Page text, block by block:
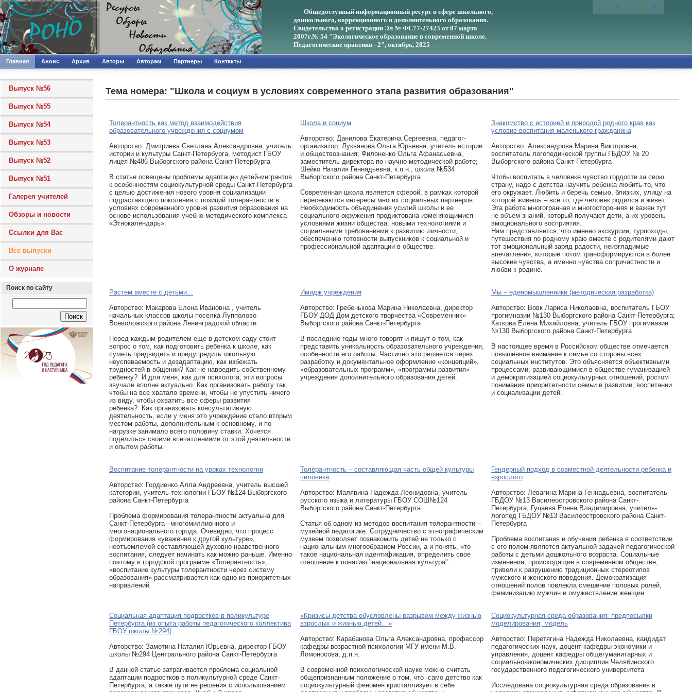
Общедоступный информационный ресурс в сфере школьного,
дошкольного, коррекционного и дополнительного образования.
Свидетельство о регистрации Эл № ФС77-27423 от 07 марта
2007г.№ 54 "Экологическое образование в современной школе.
Педагогические практики - 2", октябрь, 2025
Главная Анонс Архив Авторы Авторам Партнеры Контакты
Выпуск №56
Выпуск №55
Выпуск №54
Выпуск №53
Выпуск №52
Выпуск №51
Галерея учителей
Обзоры и новости
Ссылки для Вас
Все выпуски
О журнале
Поиск по сайту
Тема номера: "Школа и социум в условиях современного этапа развития образования"
Толерантность как метод взаимодействия
образовательного учреждения с социумом
Авторcтво: Дмитриева Светлана Александровна, учитель
истории и культуры Санкт-Петербурга, методист ГБОУ
лицея №486 Выборгского района Санкт-Петербурга
В статье освещены проблемы адаптации детей-мигрантов
к особенностям социокультурной среды Санкт-Петербурга
с целью достижения нового уровня социализации
подрастающего поколения с позиций толерантности в
условиях современного уровня развития образования на
основе использования учебно-методического комплекса
«Этнокалендарь».
Школа и социум
Авторcтво: Данилова Екатерина Сергеевна, педагог-
организатор; Лукьянова Ольга Юрьевна, учитель истории
и обществознания; Филоненко Ольга Афанасьевна,
заместитель директора по научно-методической работе;
Шейко Наталия Геннадьевна, к.п.н., школа №534
Выборгского района Санкт-Петербурга
Современная школа является сферой, в рамках которой
пересекаются интересы многих социальных партнеров.
Необходимость объединения усилий школы и ее
социального окружения продиктована изменяющимися
условиями жизни общества, новыми технологиями и
социальными требованиями к развитию личности,
обеспечению готовности выпускников к социальной и
профессиональной адаптации в обществе.
Знакомство с историей и природой родного края как
условие воспитания маленького гражданина
Авторcтво: Александрова Марина Викторовна,
воспитатель логопедической группы ГБДОУ № 20
Выборгского района Санкт-Петербурга
Чтобы воспитать в человеке чувство гордости за свою
страну, надо с детства научить ребенка любить то, что
его окружает. Любить и беречь семью, близких, улицу на
которой живешь – все то, где человек родился и живет.
Эта работа многогранная и многосторонняя и важен тут
не объем знаний, который получают дети, а их уровень
эмоционального восприятия.
Нам представляется, что именно экскурсии, турпоходы,
путешествия по родному краю вместе с родителями дают
тот эмоциональный заряд радости, неизгладимые
впечатления, которые потом трансформируются в более
высокие чувства, а именно чувства сопричастности и
любви к родине.
Растем вместе с детьми...
Авторcтво: Макарова Елена Ивановна , учитель
начальных классов школы поселка Лупполово
Всеволожского района Ленинградской области
Перед каждым родителем еще в детском саду стоит
вопрос о том, как подготовить ребенка к школе, как
суметь предвидеть и предупредить школьную
неуспеваемость и дезадаптацию, как избежать
трудностей в общении? Как не навредить собственному
ребенку? И для меня, как для психолога, эти вопросы
звучали вполне актуально. Как организовать работу так,
чтобы на все хватало времени, чтобы не упустить ничего
из виду, чтобы охватить все сферы развития
ребенка? Как организовать консультативную
деятельность, если у меня это учреждение стало вторым
местом работы, дополнительным к основному, и по
нагрузке занимало всего половину ставки. Хочется
поделиться своими впечатлениями от этой деятельности
и опытом работы.
Имидж учреждения
Авторcтво: Гребенькова Марина Николаевна, директор
ГБОУ ДОД Дом детского творчества «Современник»
Выборгского района Санкт-Петербурга
В последние годы много говорят и пишут о том, как
представить уникальность образовательного учреждения,
особенности его работы. Частично это решается через
разработку и документальное оформление «концепций»,
«образовательных программ», «программы развития»
учреждения дополнительного образования детей.
Мы – единомышленники (методическая разработка)
Авторcтво: Вовк Лариса Николаевна, воспитатель ГБОУ
прогимназии №130 Выборгского района Санкт-Петербурга;
Каткова Елена Михайловна, учитель ГБОУ прогимназии
№130 Выборгского района Санкт-Петербурга
В настоящее время в Российском обществе отмечается
повышенное внимание к семье со стороны всех
социальных институтов. Это объясняется объективными
процессами, развивающимися в обществе гуманизацией
и демократизацией социокультурных отношений, ростом
понимания приоритетности семьи в развитии, воспитании
и социализации детей.
Воспитание толерантности на уроках технологии
Авторcтво: Гордиенко Алла Андреевна, учитель высшей
категории, учитель технологии ГБОУ №124 Выборгского
района Санкт-Петербурга
Проблема формирования толерантности актуальна для
Санкт-Петербурга –многомиллионного и
многонационального города. Очевидно, что процесс
формирования «уважения к другой культуре»,
неотъемлемой составляющей духовно-нравственного
воспитания, следует начинать как можно раньше. Именно
поэтому в городской программе «Толерантность»,
«воспитание культуры толерантности через систему
образования» рассматривается как одно из приоритетных
направлений.
Толерантность – составляющая часть общей культуры
человека
Авторcтво: Малявина Надежда Леонидовна, учитель
русского языка и литературы ГБОУ СОШ№124
Выборгского района Санкт-Петербурга
Статья об одном из методов воспитания толерантности –
музейной педагогике. Сотрудничество с этнографическим
музеем позволяет познакомить детей не только с
национальным многообразием России, а и понять, что
такое национальная идентификация, определить свое
отношение к понятию "национальная культура".
Гендерный подход в совместной деятельности ребенка и
взрослого
Авторcтво: Левагина Марина Геннадьевна, воспитатель
ГБДОУ №13 Василеостровского района Санкт-
Петербурга; Гуцаева Елена Владимировна, учитель-
логопед ГБДОУ №13 Василеостровского района Санкт-
Петербурга
Проблема воспитания и обучения ребенка в соответствии
с его полом является актуальной задачей педагогической
работы с детьми дошкольного возраста. Социальные
изменения, происходящие в современном обществе,
привели к разрушению традиционных стереотипов
мужского и женского поведения. Демократизация
отношений полов повлекла смешение половых ролей,
феминизацию мужчин и омужествление женщин.
Социальная адаптация подростков в поликультуре
Петербурга (из опыта работы педагогического коллектива
ГБОУ школы №294)
Авторcтво: Замотина Наталия Юрьевна, директор ГБОУ
школы №294 Центрального района Санкт-Петербурга
В данной статье затрагивается проблема социальной
адаптации подростков в поликультурной среде Санкт-
Петербурга, а также пути ее решения с использованием
«Кризисы детства обусловлены разрывом между жизнью
взрослых и жизнью детей…»
Авторcтво: Карабанова Ольга Александровна, профессор
кафедры возрастной психологии МГУ имени М.В.
Ломоносова, д.п.н.
В современной психологической науке можно считать
общепризнанным положение о том, что само детство как
социокультурный феномен кристаллизует в себе
Социокультурная среда образования: предпосылки
моделирования, модель
Авторcтво: Перетягина Надежда Николаевна, кандидат
педагогических наук, доцент кафедры экономики и
управления, доцент кафедры общегуманитарных и
социально-экономических дисциплин Челябинского
государственного педагогического университета
Исследована социокультурная среда образования в